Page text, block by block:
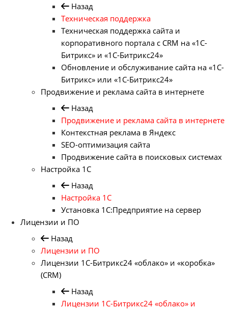
Назад
Техническая поддержка
Техническая поддержка сайта и
корпоративного портала с CRM на «1С-
Битрикс» и «1С-Битрикс24»
Обновление и обслуживание сайта на «1С-
Битрикс» или «1С-Битрикс24»
Продвижение и реклама сайта в интернете
Назад
Продвижение и реклама сайта в интернете
Контекстная реклама в Яндекс
SEO-оптимизация сайта
Продвижение сайта в поисковых системах
Настройка 1С
Назад
Настройка 1С
Установка 1С:Предприятие на сервер
Лицензии и ПО
Назад
Лицензии и ПО
Лицензии 1С-Битрикс24 «облако» и «коробка»
(CRM)
Назад
Лицензии 1С-Битрикс24 «облако» и